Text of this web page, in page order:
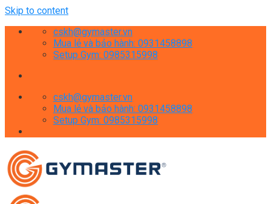
Skip to content
cskh@gymaster.vn
Mua lẻ và bảo hành: 0931458898
Setup Gym: 0985315998
cskh@gymaster.vn
Mua lẻ và bảo hành: 0931458898
Setup Gym: 0985315998